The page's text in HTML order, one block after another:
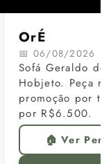
OrÉ
📅 06/08/2026
Sofá Geraldo de
Hobjeto. Peça
promoção por
por R$6.500.
🏠 Ver